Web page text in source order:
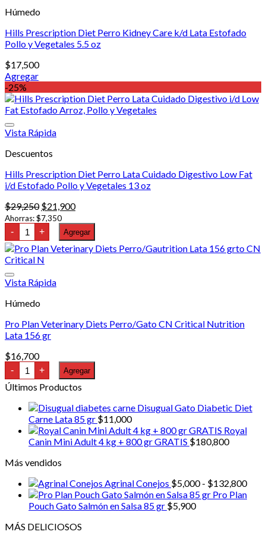
13
cantidad
Húmedo
Hills Prescription Diet Perro Kidney Care k/d Lata Estofado
Pollo y Vegetales 5.5 oz
$17,500
Agregar
-25%
Vista Rápida
Descuentos
Hills Prescription Diet Perro Lata Cuidado Digestivo Low Fat
i/d Estofado Pollo y Vegetales 13 oz
$29,250 El
precio
original
era:
$29,250.
$21,900El
actual
es:
$21,900.
Ahorras:$7,350
- Hills
Prescription
Diet
Perro
Lata
Digestivo
Fat
Estofado
Pollo
y
Vegetales
13
oz
cantidad
+ Agregar
Vista Rápida
Húmedo
Pro Plan Veterinary Diets Perro/Gato CN Critical Nutrition
Lata 156 gr
$16,700
- Pro
Plan
Veterinary
Diets
Perro/Gato
CN
Critical
Nutrition
Lata
gr
+ Agregar
Últimos Productos
Disugual Gato Diabetic Diet
Carne Lata 85 gr $11,000
Royal
Canin Mini Adult 4 kg + 800 gr GRATIS $180,800
Más vendidos
Agrinal Conejos $5,000 - $132,800
de
Pro Plan
Pouch Gato Salmón en Salsa 85 gr $5,900
MÁS DELICIOSOS